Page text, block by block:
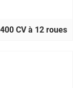
CV à 12 roues